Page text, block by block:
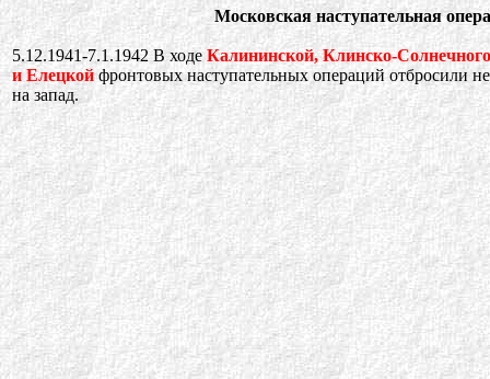
Московская наступательная
5.12.1941-7.1.1942 В ходе Калининской, Клинско-
и Елецкойфронтовых наступательных операций отбросили
на запад.